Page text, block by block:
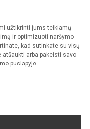
užtikrinti jums teikiamų
ir optimizuoti naršymo
kad sutinkate su visų
atšaukti arba pakeisti savo
puslapyje.
griežtai draudžiama.
valdymas